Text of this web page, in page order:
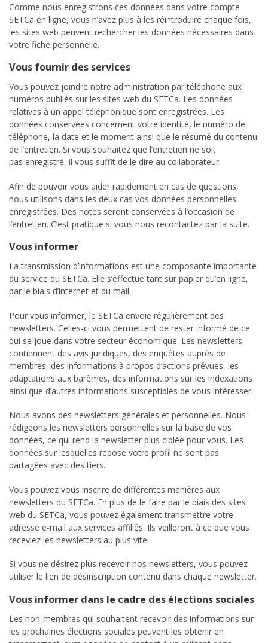
Comme nous enregistrons ces données dans votre compte
SETCa en ligne, vous n’avez plus à les réintroduire chaque fois,
les sites web peuvent rechercher les données nécessaires dans
votre fiche personnelle.
Vous fournir des services
Vous pouvez joindre notre administration par téléphone aux
numéros publiés sur les sites web du SETCa. Les données
relatives à un appel téléphonique sont enregistrées. Les
données conservées concernent votre identité, le numéro de
téléphone, la date et le moment ainsi que le résumé du contenu
de l’entretien. Si vous souhaitez que l’entretien ne soit
pas enregistré, il vous suffit de le dire au collaborateur.
Afin de pouvoir vous aider rapidement en cas de questions,
nous utilisons dans les deux cas vos données personnelles
enregistrées. Des notes seront conservées à l’occasion de
l’entretien. C’est pratique si vous nous recontactez par la suite.
Vous informer
La transmission d’informations est une composante importante
du service du SETCa. Elle s’effectue tant sur papier qu’en ligne,
par le biais d’internet et du mail.
Pour vous informer, le SETCa envoie régulièrement des
newsletters. Celles-ci vous permettent de rester informé de ce
qui se joue dans votre secteur économique. Les newsletters
contiennent des avis juridiques, des enquêtes auprès de
membres, des informations à propos d’actions prévues, les
adaptations aux barèmes, des informations sur les indexations
ainsi que d’autres informations susceptibles de vous intéresser.
Nous avons des newsletters générales et personnelles. Nous
rédigeons les newsletters personnelles sur la base de vos
données, ce qui rend la newsletter plus ciblée pour vous. Les
données sur lesquelles repose votre profil ne sont pas
partagées avec des tiers.
Vous pouvez vous inscrire de différentes manières aux
newsletters du SETCa. En plus de le faire par le biais des sites
web du SETCa, vous pouvez également transmettre votre
adresse e-mail aux services affiliés. Ils veilleront à ce que vous
receviez les newsletters au plus vite.
Si vous ne désirez plus recevoir nos newsletters, vous pouvez
utiliser le lien de désinscription contenu dans chaque newsletter.
Vous informer dans le cadre des élections sociales
Les non-membres qui souhaitent recevoir des informations sur
les prochaines élections sociales peuvent les obtenir en